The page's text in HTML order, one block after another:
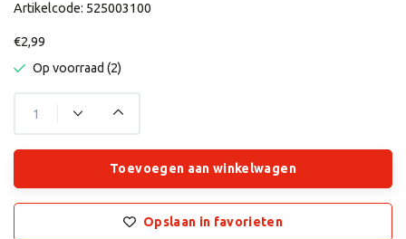
Artikelcode: 525003100
€2,99
Op voorraad (2)
Toevoegen aan winkelwagen
Opslaan in favorieten